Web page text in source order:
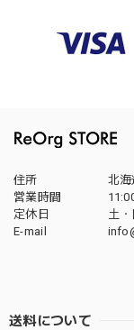
住所
北
営業時間
定休日
土
E-mail
送料について